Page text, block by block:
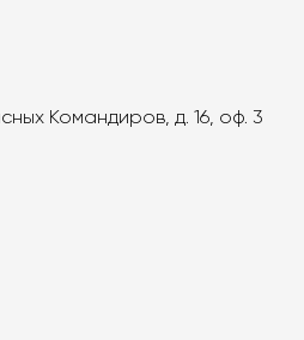
Командиров, д. 16, оф. 3